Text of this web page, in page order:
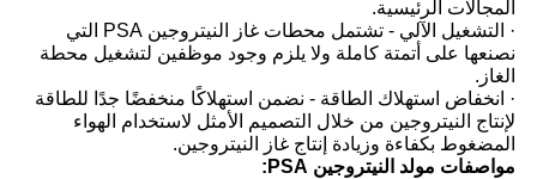
المجالات الرئيسية.
· التشغيل الآلي - تشتمل محطات غاز النيتروجين PSA التي
نصنعها على أتمتة كاملة ولا يلزم وجود موظفين لتشغيل محطة
الغاز.
· انخفاض استهلاك الطاقة - نضمن استهلاكًا منخفضًا جدًا للطاقة
لإنتاج النيتروجين من خلال التصميم الأمثل لاستخدام الهواء
المضغوط بكفاءة وزيادة إنتاج غاز النيتروجين.
مواصفات مولد النيتروجين PSA: